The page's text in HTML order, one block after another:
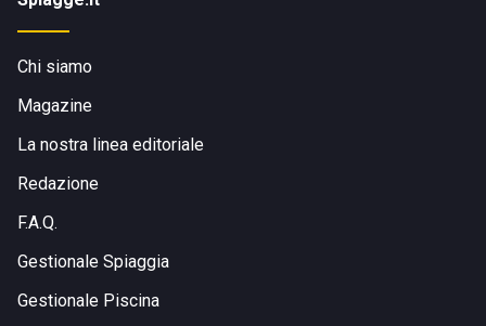
Chi siamo
Magazine
La nostra linea editoriale
Redazione
F.A.Q.
Gestionale Spiaggia
Gestionale Piscina